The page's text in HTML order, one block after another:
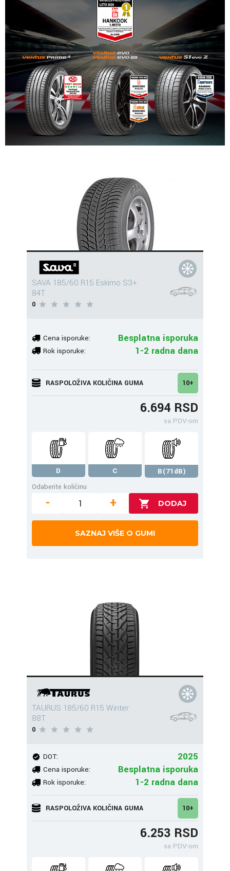
SAVA 185/60 R15 Eskimo S3+
84T
0
Cena isporuke: Besplatna isporuka
Rok isporuke: 1-2 radna dana
RASPOLOŽIVA KOLIČINA GUMA 10+
6.694 RSD
sa PDV-om
D C
B(71dB)
Odaberite količinu
- +
SAZNAJ VIŠE O GUMI
TAURUS 185/60 R15 Winter
88T
0
DOT: 2025
Cena isporuke: Besplatna isporuka
Rok isporuke: 1-2 radna dana
RASPOLOŽIVA KOLIČINA GUMA 10+
6.253 RSD
sa PDV-om